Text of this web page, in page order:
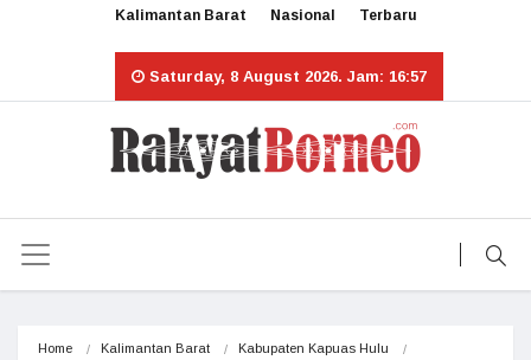
Kalimantan Barat Nasional Terbaru
Saturday, 8 August 2026. Jam: 16:57
Home Kalimantan Barat Kabupaten Kapuas Hulu